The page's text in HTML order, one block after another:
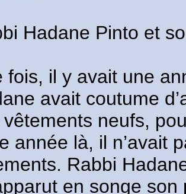
Hadane Pinto et
fois, il y avait une
avait coutume
vêtements neufs,
année là, il n’avait
Rabbi
en songe